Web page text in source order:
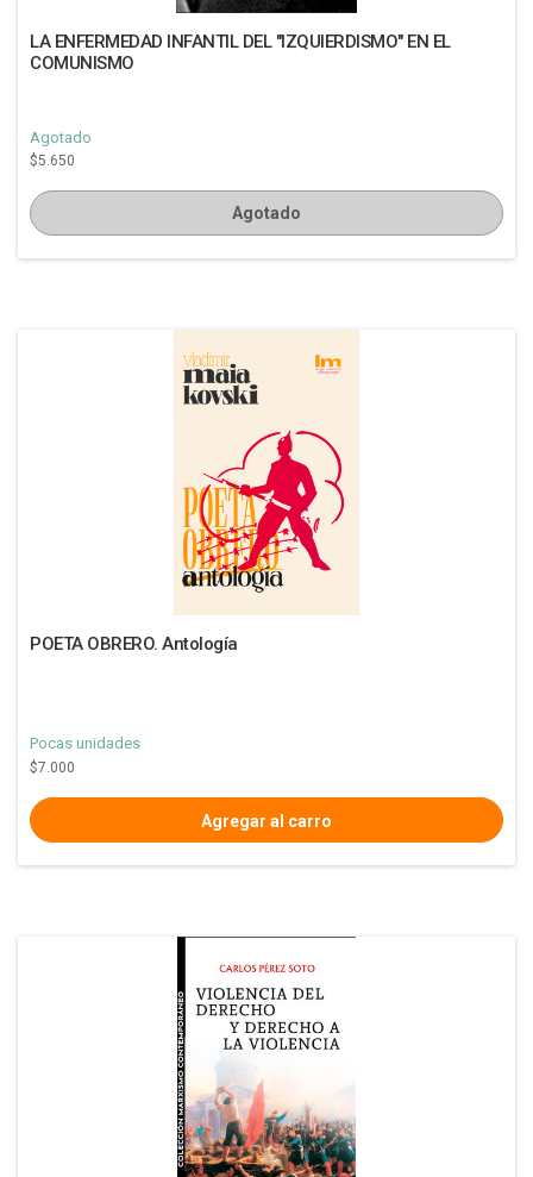
LA ENFERMEDAD INFANTIL DEL "IZQUIERDISMO" EN EL
COMUNISMO
Agotado
$5.650
Agotado
POETA OBRERO. Antología
Pocas unidades
$7.000